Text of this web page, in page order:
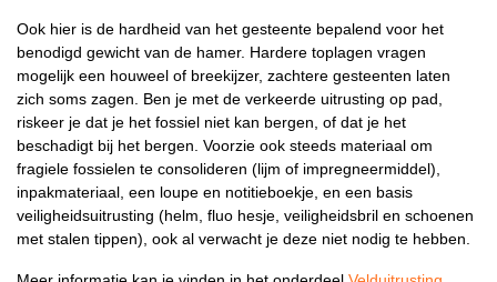
Ook hier is de hardheid van het gesteente bepalend voor het
benodigd gewicht van de hamer. Hardere toplagen vragen
mogelijk een houweel of breekijzer, zachtere gesteenten laten
zich soms zagen. Ben je met de verkeerde uitrusting op pad,
riskeer je dat je het fossiel niet kan bergen, of dat je het
beschadigt bij het bergen. Voorzie ook steeds materiaal om
fragiele fossielen te consolideren (lijm of impregneermiddel),
inpakmateriaal, een loupe en notitieboekje, en een basis
veiligheidsuitrusting (helm, fluo hesje, veiligheidsbril en schoenen
met stalen tippen), ook al verwacht je deze niet nodig te hebben.